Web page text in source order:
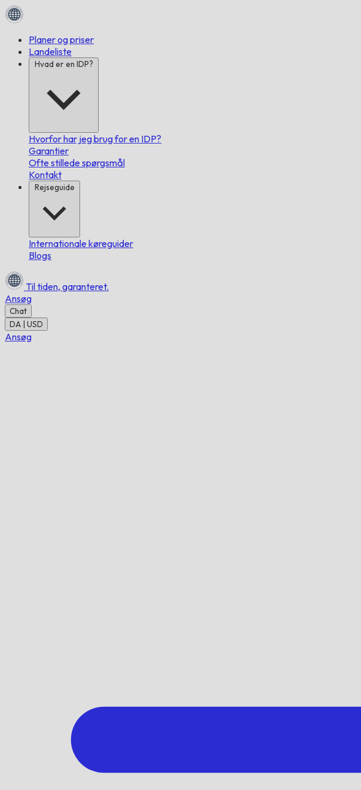
Planer og priser
Landeliste
Hvad er en IDP?
Hvorfor har jeg brug for en IDP?
Garantier
Ofte stillede spørgsmål
Kontakt
Rejseguide
Internationale køreguider
Blogs
Til tiden, garanteret.
Ansøg
Chat
DA | USD
Ansøg